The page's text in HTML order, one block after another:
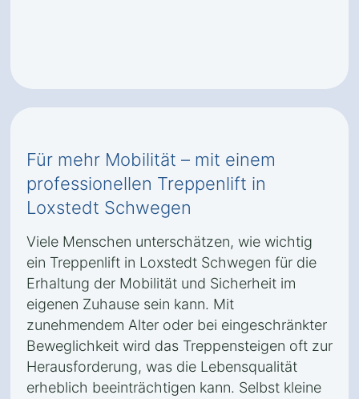
Für mehr Mobilität – mit einem
professionellen Treppenlift in
Loxstedt Schwegen
Viele Menschen unterschätzen, wie wichtig
ein Treppenlift in Loxstedt Schwegen für die
Erhaltung der Mobilität und Sicherheit im
eigenen Zuhause sein kann. Mit
zunehmendem Alter oder bei eingeschränkter
Beweglichkeit wird das Treppensteigen oft zur
Herausforderung, was die Lebensqualität
erheblich beeinträchtigen kann. Selbst kleine